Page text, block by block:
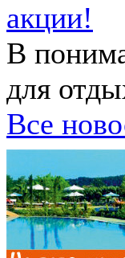
акции!
В
для
Все